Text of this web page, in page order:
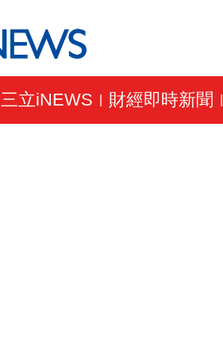
三立iNEWS 財經即時新聞